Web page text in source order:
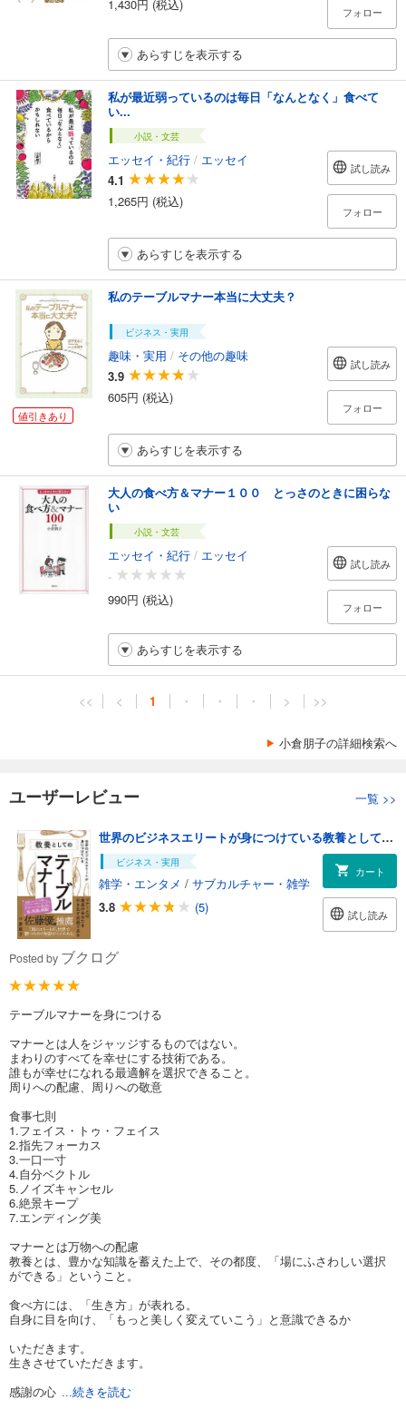
1,430円 (税込) フォロー
あらすじを表示する
私が最近弱っているのは毎日「なんとなく」食べて
い...
小説・文芸
エッセイ・紀行 / エッセイ
4.1
1,265円 (税込)
試し読み
フォロー
あらすじを表示する
値引きあり
私のテーブルマナー本当に大丈夫？
ビジネス・実用
趣味・実用 / その他の趣味
3.9
605円 (税込)
試し読み
フォロー
あらすじを表示する
大人の食べ方＆マナー１００ とっさのときに困らな
い
小説・文芸
エッセイ・紀行 / エッセイ
-
990円 (税込)
試し読み
フォロー
あらすじを表示する
<< < 1 ・ ・ ・ > >>
小倉朋子の詳細検索へ
ユーザーレビュー 一覧 >>
世界のビジネスエリートが身につけている教養としてのテーブルマナー
ビジネス・実用
雑学・エンタメ / サブカルチャー・雑学
3.8
(5)
カート
試し読み
Posted by ブクログ
テーブルマナーを身につける
マナーとは人をジャッジするものではない。
まわりのすべてを幸せにする技術である。
誰もが幸せになれる最適解を選択できること。
周りへの配慮、周りへの敬意
食事七則
1.フェイス・トゥ・フェイス
2.指先フォーカス
3.一口一寸
4.自分ベクトル
5.ノイズキャンセル
6.絶景キープ
7.エンディング美
マナーとは万物への配慮
教養とは、豊かな知識を蓄えた上で、その都度、「場にふさわしい選択
ができる」ということ。
食べ方には、「生き方」が表れる。
自身に目を向け、「もっと美しく変えていこう」と意識できるか
いただきます。
生きさせていただきます。
感謝の心
...続きを読む